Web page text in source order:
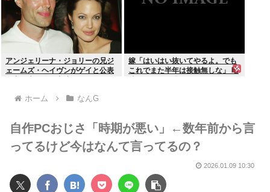
アンジェリーナ・ジョリーの兄ジ
ェームズ・ヘイヴンがゲイと公表
嫁「はいはい抜いてやるよ。でも
これでまた半年は接触無しな」 暗
ホーム なんG
自作PCおじさ「時期が悪い」←数年前から言
ってるけど今はなんて言ってるの？
2026.01.09 10:30